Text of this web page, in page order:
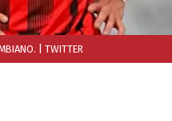
| TWITTER